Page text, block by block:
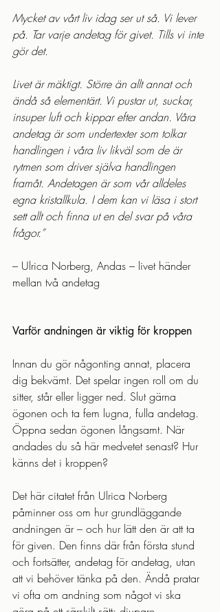
Mycket av vårt liv idag ser ut så. Vi lever
på. Tar varje andetag för givet. Tills vi inte
gör det.
Livet är mäktigt. Större än allt annat och
ändå så elementärt. Vi pustar ut, suckar,
insuper luft och kippar efter andan. Våra
andetag är som undertexter som tolkar
handlingen i våra liv likväl som de är
rytmen som driver själva handlingen
framåt. Andetagen är som vår alldeles
egna kristallkula. I dem kan vi läsa i stort
sett allt och finna ut en del svar på våra
frågor.”
– Ulrica Norberg, Andas – livet händer
mellan två andetag
Varför andningen är viktig för kroppen
Innan du gör någonting annat, placera
dig bekvämt. Det spelar ingen roll om du
sitter, står eller ligger ned. Slut gärna
ögonen och ta fem lugna, fulla andetag.
Öppna sedan ögonen långsamt. När
andades du så här medvetet senast? Hur
känns det i kroppen?
Det här citatet från Ulrica Norberg
påminner oss om hur grundläggande
andningen är – och hur lätt den är att ta
för given. Den finns där från första stund
och fortsätter, andetag för andetag, utan
att vi behöver tänka på den. Ändå pratar
vi ofta om andning som något vi ska